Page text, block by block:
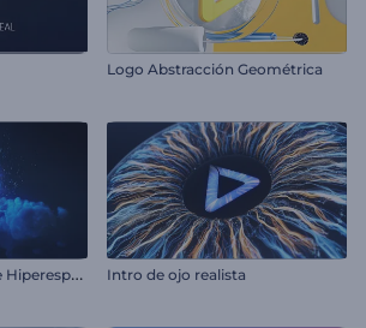
Logo Abstracción Geométrica
L
ogo de Explosión de Hiperespacio Intro de ojo realista